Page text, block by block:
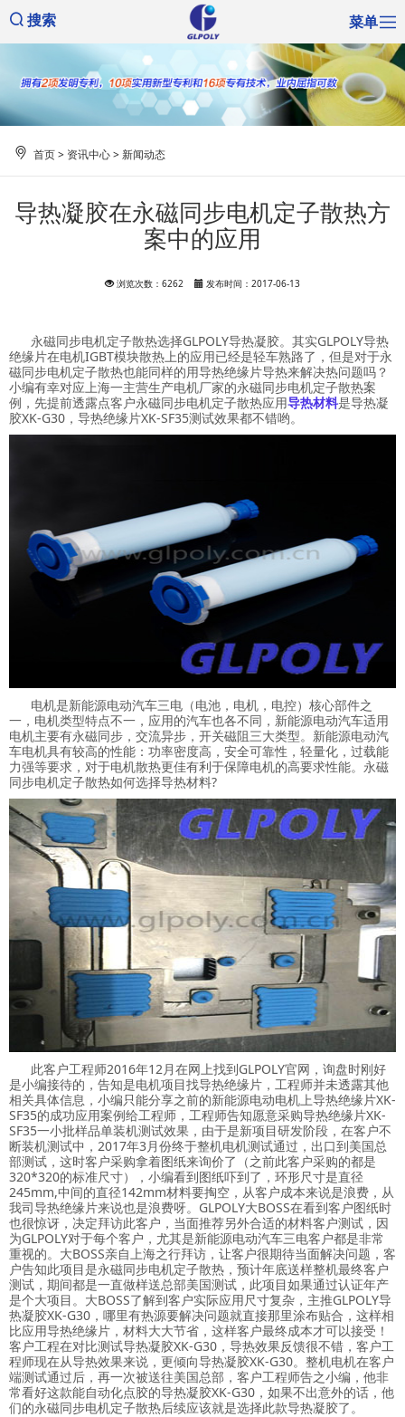
搜索 菜单
首页> 资讯中心>新闻动态
导热凝胶在永磁同步电机定子散热方
案中的应用
浏览次数：6262 发布时间：2017-06-13
永磁同步电机定子散热选择GLPOLY导热凝胶。其实GLPOLY导热
绝缘片在电机IGBT模块散热上的应用已经是轻车熟路了，但是对于永
磁同步电机定子散热也能同样的用导热绝缘片导热来解决热问题吗？
小编有幸对应上海一主营生产电机厂家的永磁同步电机定子散热案
例，先提前透露点客户永磁同步电机定子散热应用导热材料是导热凝
胶XK-G30，导热绝缘片XK-SF35测试效果都不错哟。
电机是新能源电动汽车三电（电池，电机，电控）核心部件之
一，电机类型特点不一，应用的汽车也各不同，新能源电动汽车适用
电机主要有永磁同步，交流异步，开关磁阻三大类型。新能源电动汽
车电机具有较高的性能：功率密度高，安全可靠性，轻量化，过载能
力强等要求，对于电机散热更佳有利于保障电机的高要求性能。永磁
同步电机定子散热如何选择导热材料?
此客户工程师2016年12月在网上找到GLPOLY官网，询盘时刚好
是小编接待的，告知是电机项目找导热绝缘片，工程师并未透露其他
相关具体信息，小编只能分享之前的新能源电动电机上导热绝缘片XK-
SF35的成功应用案例给工程师，工程师告知愿意采购导热绝缘片XK-
SF35一小批样品单装机测试效果，由于是新项目研发阶段，在客户不
断装机测试中，2017年3月份终于整机电机测试通过，出口到美国总
部测试，这时客户采购拿着图纸来询价了（之前此客户采购的都是
320*320的标准尺寸），小编看到图纸吓到了，环形尺寸是直径
245mm,中间的直径142mm材料要掏空，从客户成本来说是浪费，从
我司导热绝缘片来说也是浪费呀。GLPOLY大BOSS在看到客户图纸时
也很惊讶，决定拜访此客户，当面推荐另外合适的材料客户测试，因
为GLPOLY对于每个客户，尤其是新能源电动汽车三电客户都是非常
重视的。大BOSS亲自上海之行拜访，让客户很期待当面解决问题，客
户告知此项目是永磁同步电机定子散热，预计年底送样整机最终客户
测试，期间都是一直做样送总部美国测试，此项目如果通过认证年产
是个大项目。大BOSS了解到客户实际应用尺寸复杂，主推GLPOLY导
热凝胶XK-G30，哪里有热源要解决问题就直接那里涂布贴合，这样相
比应用导热绝缘片，材料大大节省，这样客户最终成本才可以接受！
客户工程在对比测试导热凝胶XK-G30，导热效果反馈很不错，客户工
程师现在从导热效果来说，更倾向导热凝胶XK-G30。整机电机在客户
端测试通过后，再一次被送往美国总部，客户工程师告之小编，他非
常看好这款能自动化点胶的导热凝胶XK-G30，如果不出意外的话，他
们的永磁同步电机定子散热后续应该就是选择此款导热凝胶了。